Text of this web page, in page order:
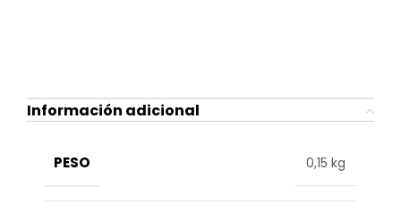
Información adicional
PESO 0,15 kg